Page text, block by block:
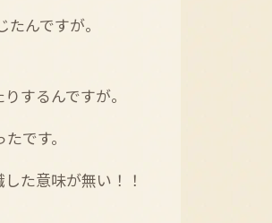
んですが。
するんですが。
です。
た意味が無い！！